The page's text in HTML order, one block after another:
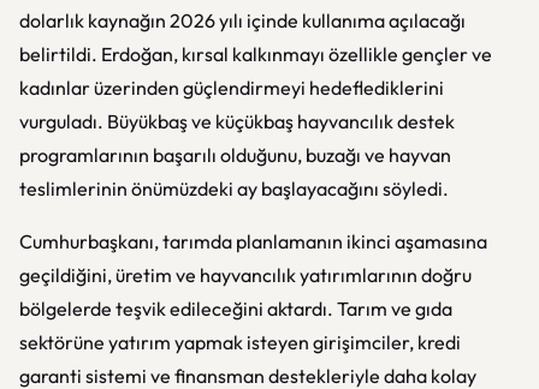
dolarlık kaynağın 2026 yılı içinde kullanıma açılacağı
belirtildi. Erdoğan, kırsal kalkınmayı özellikle gençler ve
kadınlar üzerinden güçlendirmeyi hedeflediklerini
vurguladı. Büyükbaş ve küçükbaş hayvancılık destek
programlarının başarılı olduğunu, buzağı ve hayvan
teslimlerinin önümüzdeki ay başlayacağını söyledi.
Cumhurbaşkanı, tarımda planlamanın ikinci aşamasına
geçildiğini, üretim ve hayvancılık yatırımlarının doğru
bölgelerde teşvik edileceğini aktardı. Tarım ve gıda
sektörüne yatırım yapmak isteyen girişimciler, kredi
garanti sistemi ve finansman destekleriyle daha kolay